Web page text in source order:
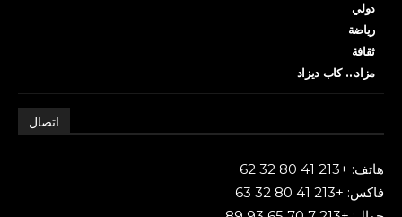
دولي
رياضة
ثقافة
مزاد… كاب ديزاد
اتصال
هاتف: +213 41 80 32 62
فاكس: +213 41 80 32 63